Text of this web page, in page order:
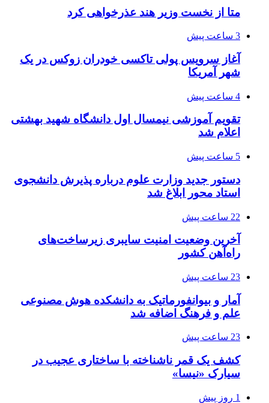
متا از نخست وزیر هند عذرخواهی کرد
3 ساعت پیش
آغاز سرویس پولی تاکسی خودران زوکس در یک
شهر آمریکا
4 ساعت پیش
تقویم آموزشی نیمسال اول دانشگاه شهید بهشتی
اعلام شد
5 ساعت پیش
دستور جدید وزارت علوم درباره پذیرش دانشجوی
استاد محور ابلاغ شد
22 ساعت پیش
آخرین وضعیت امنیت سایبری زیرساخت‌های
راه‌آهن کشور
23 ساعت پیش
آمار و بیوانفورماتیک به دانشکده هوش مصنوعی
علم و فرهنگ اضافه شد
23 ساعت پیش
کشف یک قمر ناشناخته با ساختاری عجیب در
سیارک «نیسا»
1 روز پیش